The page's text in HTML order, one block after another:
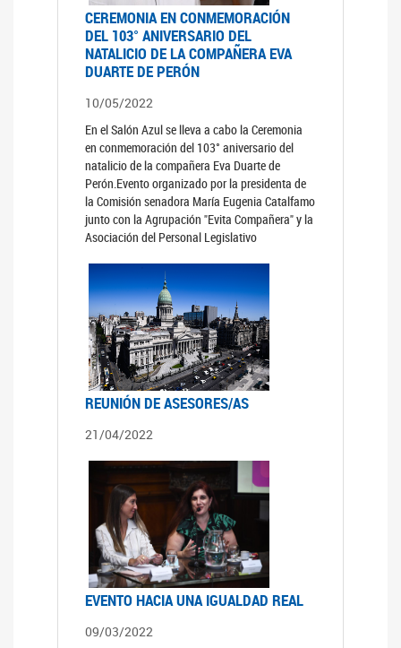
CEREMONIA EN CONMEMORACIÓN
DEL 103° ANIVERSARIO DEL
NATALICIO DE LA COMPAÑERA EVA
DUARTE DE PERÓN
10/05/2022
En el Salón Azul se lleva a cabo la Ceremonia
en conmemoración del 103° aniversario del
natalicio de la compañera Eva Duarte de
Perón.Evento organizado por la presidenta de
la Comisión senadora María Eugenia Catalfamo
junto con la Agrupación "Evita Compañera" y la
Asociación del Personal Legislativo
REUNIÓN DE ASESORES/AS
21/04/2022
EVENTO HACIA UNA IGUALDAD REAL
09/03/2022